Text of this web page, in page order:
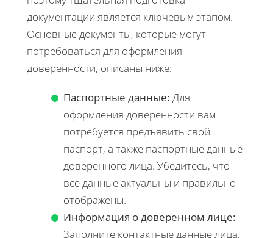
документации является ключевым этапом.
Основные документы, которые могут
потребоваться для оформления
доверенности, описаны ниже:
Паспортные данные: Для
оформления доверенности вам
потребуется предъявить свой
паспорт, а также паспортные данные
доверенного лица. Убедитесь, что
все данные актуальны и правильно
отображены.
Информация о доверенном лице:
Заполните контактные данные лица,